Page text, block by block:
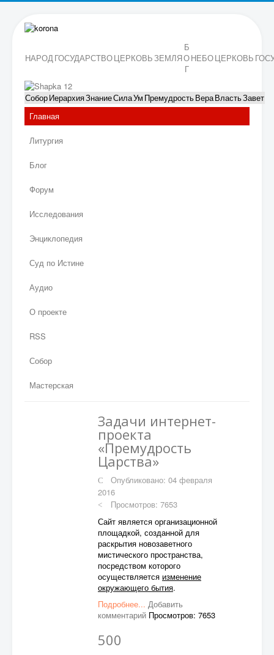
НАРОДГОСУДАРСТВОЦЕРКОВЬЗЕМЛЯ
Б
О
Г
НЕБОЦЕРКОВЬ
СоборИерархияЗнаниеСилаУм ПремудростьВераВластьЗавет
Главная
Литургия
Блог
Форум
Исследования
Энциклопедия
Суд по Истине
Аудио
О проекте
RSS
Собор
Мастерская
Задачи интернет-
проекта
«Премудрость
Царства»
Опубликовано: 04 февраля
2016
Просмотров: 7653
Сайт является организационной
площадкой, созданной для
раскрытия новозаветного
мистического пространства,
посредством которого
осуществляется изменение
окружающего бытия.
Подробнее... Добавить
комментарий Просмотров: 7653
500